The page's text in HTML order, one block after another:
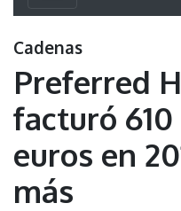
Cadenas
Preferred
facturó
euros en
más